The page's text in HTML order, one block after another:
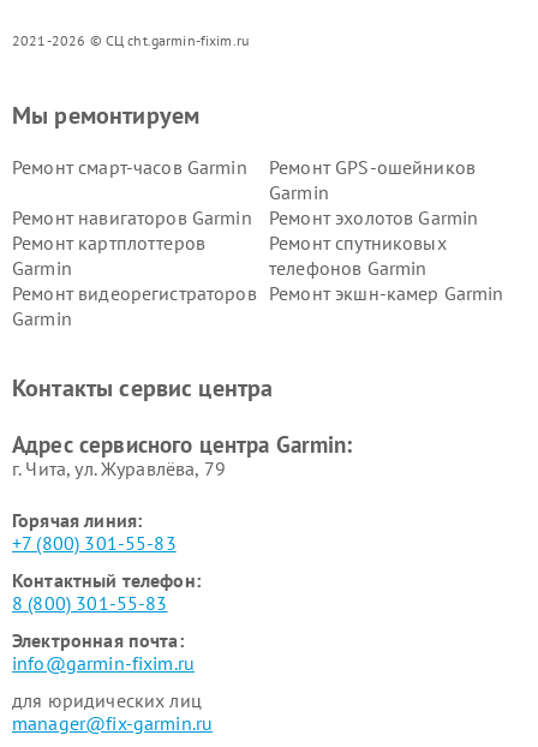
2021-2026 © СЦ cht.garmin-fixim.ru
Мы ремонтируем
Ремонт смарт-часов Garmin
Ремонт GPS-ошейников
Garmin
Ремонт навигаторов Garmin
Ремонт эхолотов Garmin
Ремонт картплоттеров
Garmin
Ремонт спутниковых
телефонов Garmin
Ремонт видеорегистраторов
Garmin
Ремонт экшн-камер Garmin
Контакты сервис центра
Адрес сервисного центра Garmin:
г. Чита, ул. Журавлёва, 79
Горячая линия:
+7 (800) 301-55-83
Контактный телефон:
8 (800) 301-55-83
Электронная почта:
info@garmin-fixim.ru
для юридических лиц
manager@fix-garmin.ru